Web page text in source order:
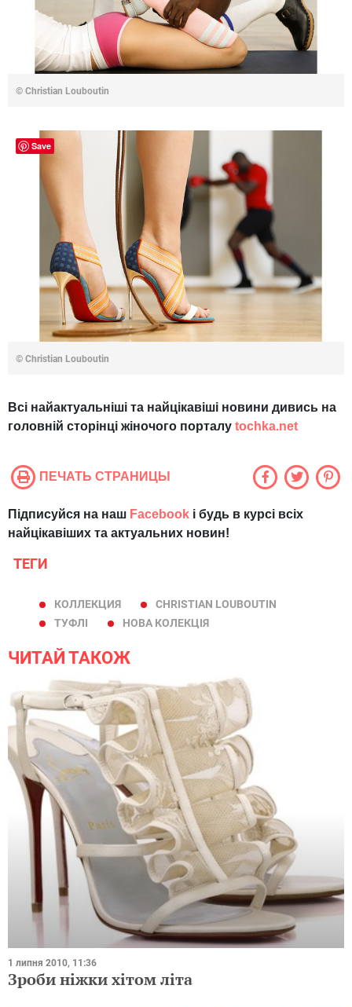
© Christian Louboutin
© Christian Louboutin
Всі найактуальніші та найцікавіші новини дивись на
головній сторінці жіночого порталу tochka.net
ПЕЧАТЬ СТРАНИЦЫ
Підписуйся на наш Facebook і будь в курсі всіх
найцікавіших та актуальних новин!
ТЕГИ
КОЛЛЕКЦИЯ
CHRISTIAN LOUBOUTIN
ТУФЛІ
НОВА КОЛЕКЦІЯ
ЧИТАЙ ТАКОЖ
1 липня 2010, 11:36
Зроби нiжки хiтом лiта
Save